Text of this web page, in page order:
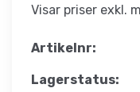
Visar priser exkl.
Artikelnr:
Lagerstatus: